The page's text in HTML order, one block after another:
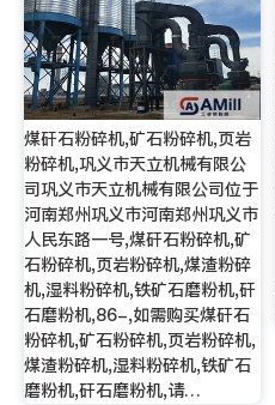
煤矸石粉碎机,矿石粉碎机,页岩
粉碎机,巩义市天立机械有限公
司巩义市天立机械有限公司位于
河南郑州巩义市河南郑州巩义市
人民东路一号,煤矸石粉碎机,矿
石粉碎机,页岩粉碎机,煤渣粉碎
机,湿料粉碎机,铁矿石磨粉机,矸
石磨粉机,86-,如需购买煤矸石
粉碎机,矿石粉碎机,页岩粉碎机,
煤渣粉碎机,湿料粉碎机,铁矿石
磨粉机,矸石磨粉机,请…